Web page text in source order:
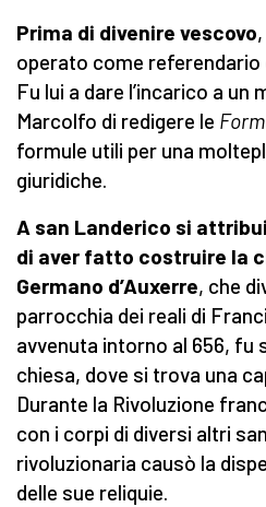
Prima di divenire vescovo
operato come referendario
Fu lui a dare l’incarico a un
Marcolfo di redigere le
formule utili per una
giuridiche.
A san Landerico si
di aver fatto costruire la
Germano d’Auxerre, che
parrocchia dei reali di
avvenuta intorno al 656, fu
chiesa, dove si trova una
Durante la Rivoluzione
con i corpi di diversi altri
rivoluzionaria causò la
delle sue reliquie.